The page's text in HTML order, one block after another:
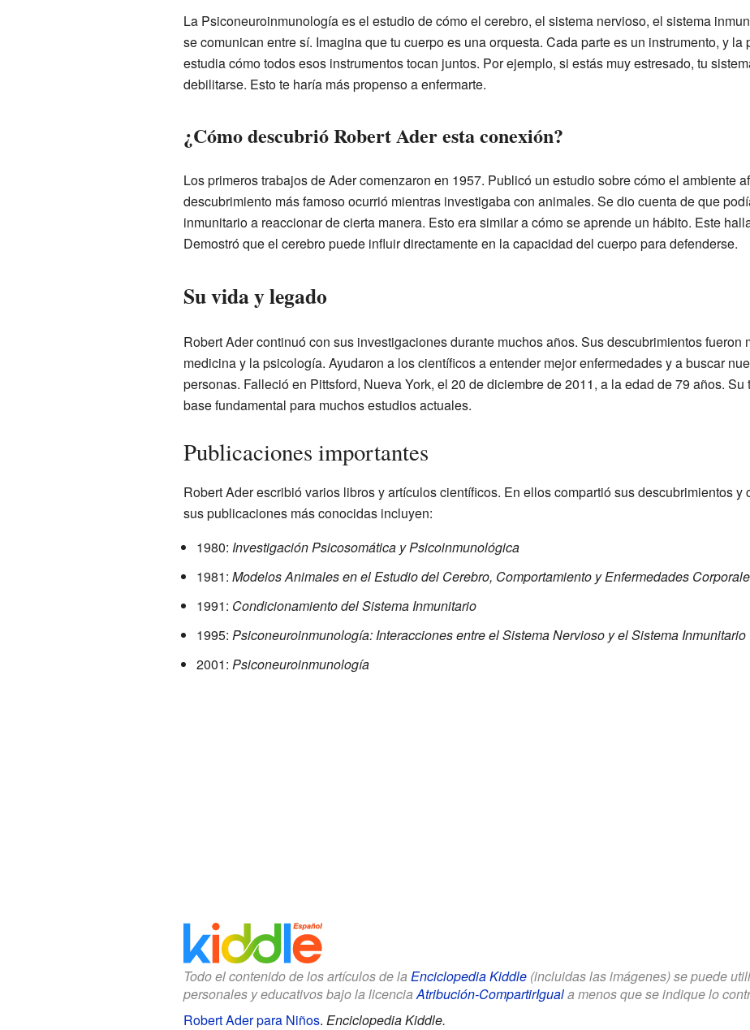
La Psiconeuroinmunología es el estudio de cómo el cerebro, el sistema nervioso, el sistema
se comunican entre sí. Imagina que tu cuerpo es una orquesta. Cada parte es un instrumento, y
estudia cómo todos esos instrumentos tocan juntos. Por ejemplo, si estás muy estresado, tu
debilitarse. Esto te haría más propenso a enfermarte.
¿Cómo descubrió Robert Ader esta conexión?
Los primeros trabajos de Ader comenzaron en 1957. Publicó un estudio sobre cómo el ambiente
descubrimiento más famoso ocurrió mientras investigaba con animales. Se dio cuenta de que
inmunitario a reaccionar de cierta manera. Esto era similar a cómo se aprende un hábito. Este
Demostró que el cerebro puede influir directamente en la capacidad del cuerpo para defenderse.
Su vida y legado
Robert Ader continuó con sus investigaciones durante muchos años. Sus descubrimientos fueron
medicina y la psicología. Ayudaron a los científicos a entender mejor enfermedades y a buscar
personas. Falleció en Pittsford, Nueva York, el 20 de diciembre de 2011, a la edad de 79 años.
base fundamental para muchos estudios actuales.
Publicaciones importantes
Robert Ader escribió varios libros y artículos científicos. En ellos compartió sus descubrimientos y
sus publicaciones más conocidas incluyen:
1980: Investigación Psicosomática y Psicoinmunológica
1981: Modelos Animales en el Estudio del Cerebro, Comportamiento y Enfermedades
1991: Condicionamiento del Sistema Inmunitario
1995: Psiconeuroinmunología: Interacciones entre el Sistema Nervioso y el Sistema Inmunitario
2001: Psiconeuroinmunología
Todo el contenido de los artículos de la Enciclopedia Kiddle(incluidas las imágenes) se puede
personales y educativos bajo la licenciaAtribución-CompartirIguala menos que se indique lo
Robert Ader para Niños. Enciclopedia Kiddle.